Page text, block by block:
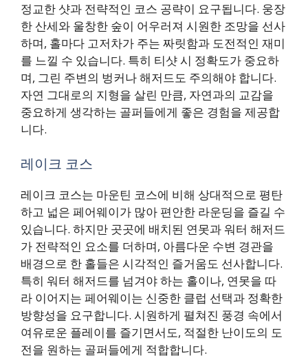
정교한 샷과 전략적인 코스 공략이 요구됩니다. 웅장
한 산세와 울창한 숲이 어우러져 시원한 조망을 선사
하며, 홀마다 고저차가 주는 짜릿함과 도전적인 재미
를 느낄 수 있습니다. 특히 티샷 시 정확도가 중요하
며, 그린 주변의 벙커나 해저드도 주의해야 합니다.
자연 그대로의 지형을 살린 만큼, 자연과의 교감을
중요하게 생각하는 골퍼들에게 좋은 경험을 제공합
니다.
레이크 코스
레이크 코스는 마운틴 코스에 비해 상대적으로 평탄
하고 넓은 페어웨이가 많아 편안한 라운딩을 즐길 수
있습니다. 하지만 곳곳에 배치된 연못과 워터 해저드
가 전략적인 요소를 더하며, 아름다운 수변 경관을
배경으로 한 홀들은 시각적인 즐거움도 선사합니다.
특히 워터 해저드를 넘겨야 하는 홀이나, 연못을 따
라 이어지는 페어웨이는 신중한 클럽 선택과 정확한
방향성을 요구합니다. 시원하게 펼쳐진 풍경 속에서
여유로운 플레이를 즐기면서도, 적절한 난이도의 도
전을 원하는 골퍼들에게 적합합니다.